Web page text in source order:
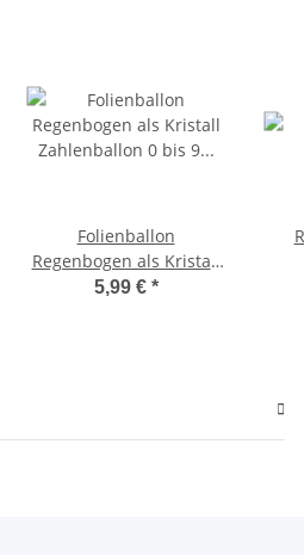
Folienballon
Regenbogen als Kristall
Zahlenballon 0 bis 9 -
5,99 € *